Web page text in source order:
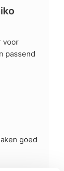
voor
passend
goed